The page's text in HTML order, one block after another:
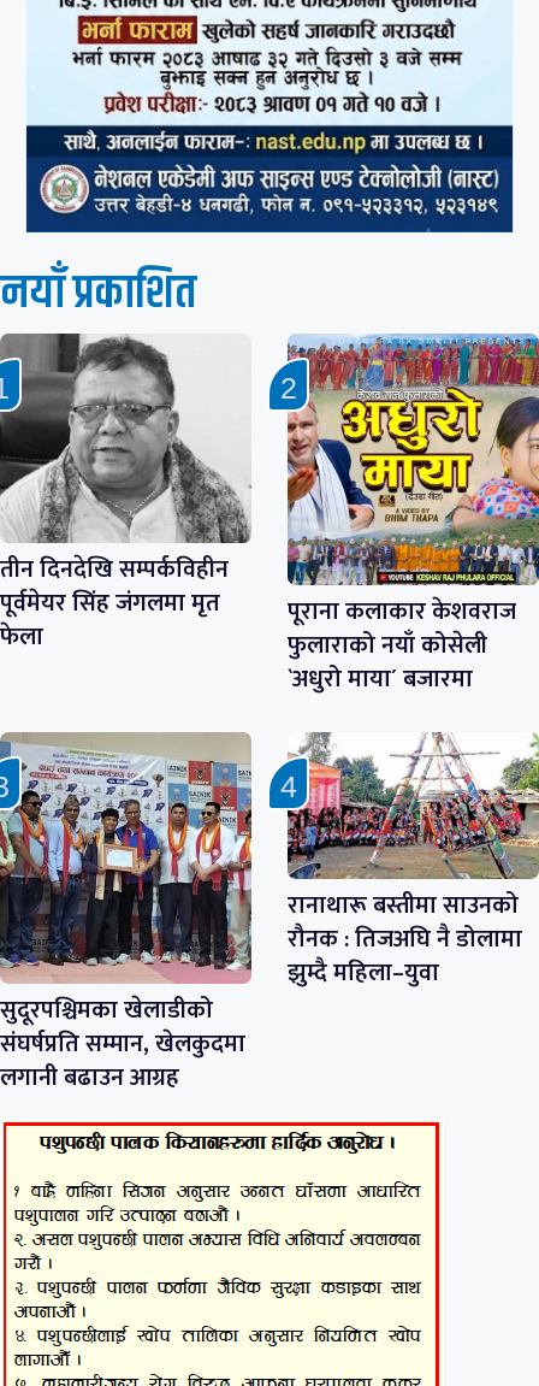
नयाँ प्रकाशित
तीन दिनदेखि सम्पर्कविहीन
पूर्वमेयर सिंह जंगलमा मृत
फेला
पूराना कलाकार केशवराज
फुलाराको नयाँ कोसेली
`अधुरो माया´ बजारमा
सुदूरपश्चिमका खेलाडीको
संघर्षप्रति सम्मान, खेलकुदमा
लगानी बढाउन आग्रह
रानाथारू बस्तीमा साउनको
रौनक : तिजअघि नै डोलामा
झुम्दै महिला–युवा